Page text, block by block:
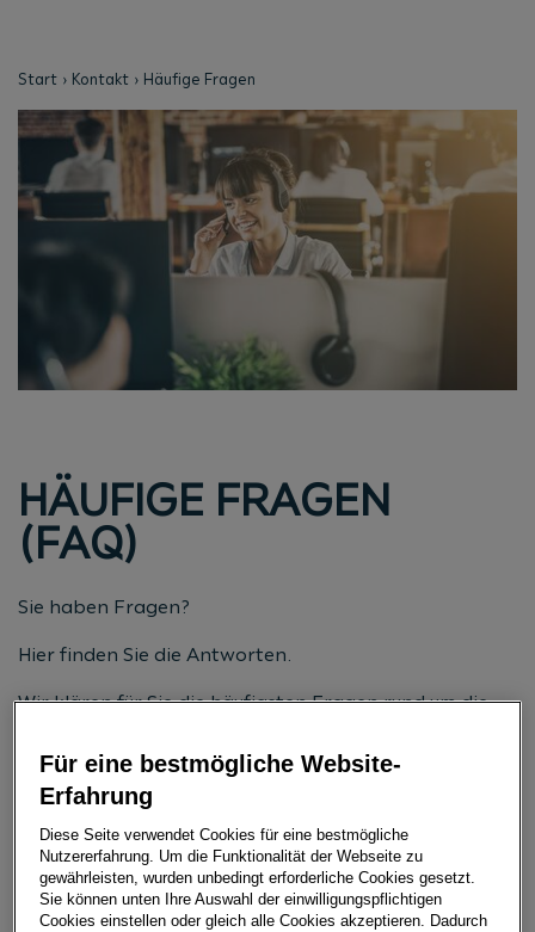
Start Kontakt Häufige Fragen
HÄUFIGE FRAGEN
(FAQ)
Sie haben Fragen?
Hier finden Sie die Antworten.
Wir klären für Sie die häufigsten Fragen rund um die
zu und unseren Service Produkten
Haben Sie dennoch keine Antworten gefunden dann
kontaktieren Sie uns gerne:
JETZT KONTAKT AUFNEHMEN
Für eine bestmögliche Website-
Erfahrung
Diese Seite verwendet Cookies für eine bestmögliche
Nutzererfahrung. Um die Funktionalität der Webseite zu
gewährleisten, wurden unbedingt erforderliche Cookies gesetzt.
Sie können unten Ihre Auswahl der einwilligungspflichtigen
Cookies einstellen oder gleich alle Cookies akzeptieren. Dadurch